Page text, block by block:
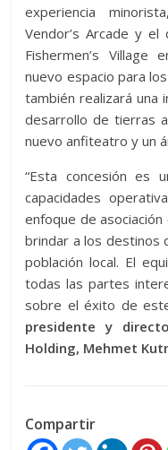
experiencia
Vendor’s Arcade y
Fishermen’s Village
nuevo espacio para
también realizará una
desarrollo de tierras
nuevo anfiteatro y un
“Esta concesión es
capacidades
enfoque de
brindar a los destinos
población local. El
todas las partes
sobre el éxito de
presidente y
Holding, Mehmet
Compartir